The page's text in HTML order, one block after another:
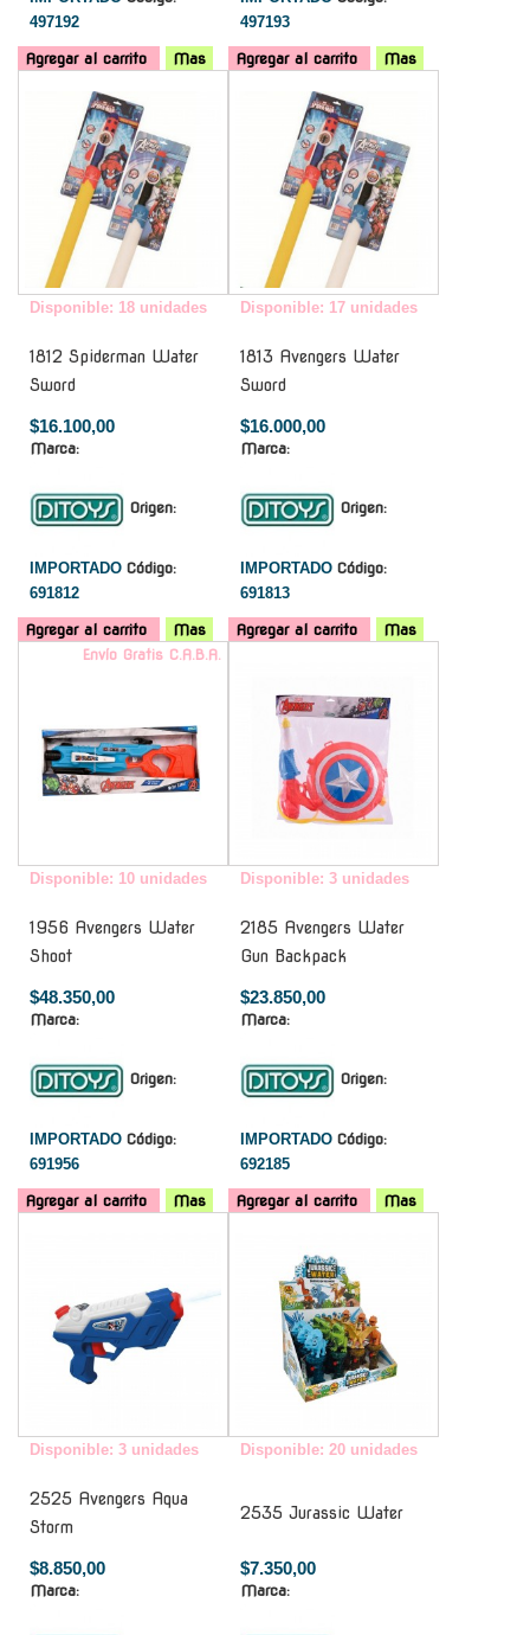
497192
Agregar al carrito Mas
497193
Agregar al carrito
Mas
Disponible: 18 unidades
1812 Spiderman Water
Sword
$16.100,00
Marca:
Origen:
IMPORTADO Código:
691812
Agregar al carrito Mas
Disponible: 17 unidades
1813 Avengers Water
Sword
$16.000,00
Marca:
Origen:
IMPORTADO Código:
691813
Agregar al carrito
Mas
Envío Gratis C.A.B.A.
Disponible: 10 unidades
1956 Avengers Water
Shoot
$48.350,00
Marca:
Origen:
IMPORTADO Código:
691956
Agregar al carrito Mas
Disponible: 3 unidades
2185 Avengers Water
Gun Backpack
$23.850,00
Marca:
Origen:
IMPORTADO Código:
692185
Agregar al carrito
Mas
Disponible: 3 unidades
2525 Avengers Aqua
Storm
$8.850,00
Marca:
Disponible: 20 unidades
2535 Jurassic Water
$7.350,00
Marca: